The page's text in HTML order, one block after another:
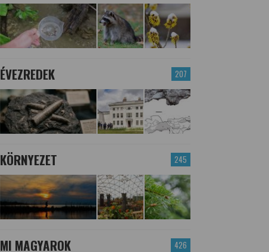
207
ÉVEZREDEK
245
KÖRNYEZET
426
MI MAGYAROK